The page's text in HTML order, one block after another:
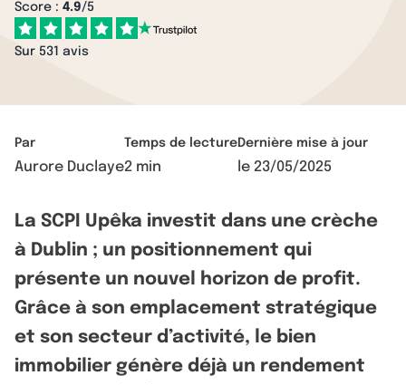
Score : 4.9/5
Sur 531 avis
Par
Aurore Duclaye
Temps de lecture
2 min
Dernière mise à jour
le 23/05/2025
La SCPI Upêka investit dans une crèche
à Dublin ; un positionnement qui
présente un nouvel horizon de profit.
Grâce à son emplacement stratégique
et son secteur d’activité, le bien
immobilier génère déjà un rendement